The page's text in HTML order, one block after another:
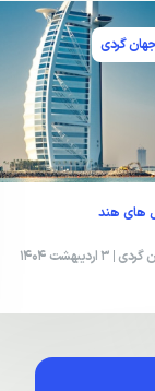
جهان گردی
های هند
گردی | 3 اردیبهشت 1404